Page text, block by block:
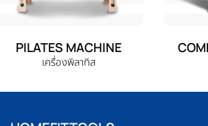
PILATES MACHINE
เครื่องพิลาทิส